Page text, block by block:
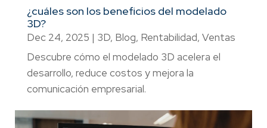
¿cuáles son los beneficios del modelado
3D?
Dec 24, 2025 | 3D, Blog, Rentabilidad, Ventas
Descubre cómo el modelado 3D acelera el
desarrollo, reduce costos y mejora la
comunicación empresarial.